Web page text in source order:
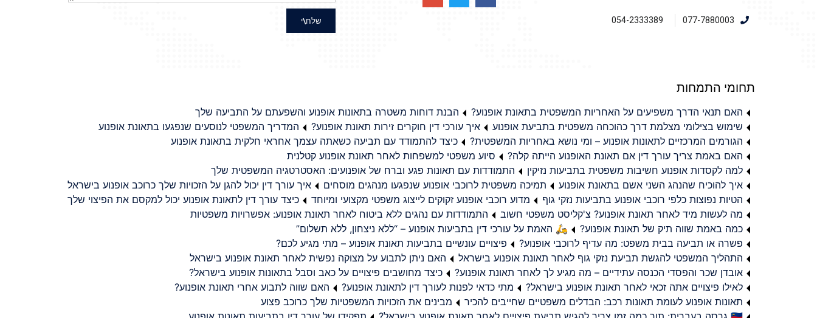
077-7880003
054-2333389 שלח\י
תחומי התמחות
האם תנאי הדרך משפיעים על האחריות המשפטית בתאונת אופנוע?
הבנת דוחות משטרה בתאונות אופנוע והשפעתם על התביעה שלך
שימוש בצילומי מצלמת דרך כהוכחה משפטית בתביעת אופנוע
איך עורכי דין חוקרים זירות תאונת אופנוע?
המדריך המשפטי לנוסעים שנפגעו בתאונת אופנוע
הגורמים המרכזיים לתאונות אופנוע – ומי נושא באחריות המשפטית?
כיצד להתמודד עם תביעה כשאתה עצמך אחראי חלקית בתאונת אופנוע
האם באמת צריך עורך דין אם תאונת האופנוע הייתה קלה?
סיוע משפטי למשפחות לאחר תאונת אופנוע קטלנית
למה לקסדות אופנוע חשיבות משפטית בתביעות נזיקין
התמודדות עם תאונות פגע וברח של אופנועים: האסטרטגיה המשפטית שלך
איך להוכיח שהנהג השני אשם בתאונת אופנוע
תמיכה משפטית לרוכבי אופנוע שנפגעו מנהגים מוסחים
איך עורך דין יכול להגן על הזכויות שלך כרוכב אופנוע בישראל
הטיות נפוצות כלפי רוכבי אופנוע בתביעות נזקי גוף
מדוע רוכבי אופנוע זקוקים לייצוג משפטי מקצועי ומיוחד
כיצד עורך דין לתאונת אופנוע יכול למקסם את הפיצוי שלך
מה לעשות מיד לאחר תאונת אופנוע? צ'קליסט משפטי חשוב
התמודדות עם נהגים ללא ביטוח לאחר תאונת אופנוע: אפשרויות משפטיות
כמה באמת שווה תיק של תאונת אופנוע?
🛵 האמת על עורכי דין בתביעות אופנוע – “ללא ניצחון, ללא תשלום”
פשרה או תביעה בבית משפט: מה עדיף לרוכבי אופנוע?
פיצויים עונשיים בתביעות תאונת אופנוע – מתי מגיע לכם?
התהליך המשפטי להגשת תביעת נזקי גוף לאחר תאונת אופנוע בישראל
האם ניתן לתבוע על מצוקה נפשית לאחר תאונת אופנוע בישראל
אובדן שכר והפסדי הכנסה עתידיים – מה מגיע לך לאחר תאונת אופנוע?
כיצד מחושבים פיצויים על כאב וסבל בתאונות אופנוע בישראל?
לאילו פיצויים אתה זכאי לאחר תאונת אופנוע בישראל?
מתי כדאי לפנות לעורך דין לתאונת אופנוע?
האם שווה לתבוע אחרי תאונת אופנוע?
תאונות אופנוע לעומת תאונות רכב: הבדלים משפטיים שחייבים להכיר
מבינים את הזכויות המשפטיות שלך כרוכב פצוע